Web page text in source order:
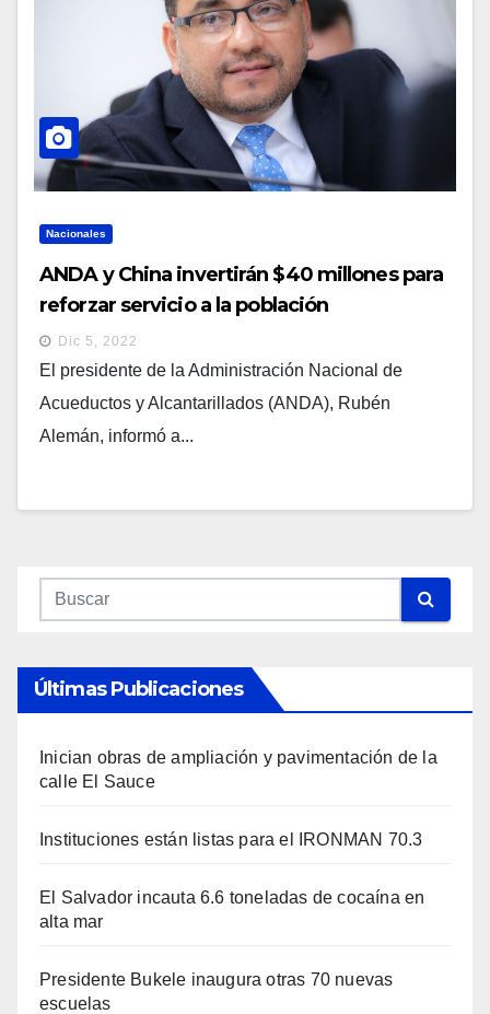
Nacionales
ANDA y China invertirán $40 millones para
reforzar servicio a la población
Dic 5, 2022
El presidente de la Administración Nacional de
Acueductos y Alcantarillados (ANDA), Rubén
Alemán, informó a...
Últimas Publicaciones
Inician obras de ampliación y pavimentación de la
calle El Sauce
Instituciones están listas para el IRONMAN 70.3
El Salvador incauta 6.6 toneladas de cocaína en
alta mar
Presidente Bukele inaugura otras 70 nuevas
escuelas